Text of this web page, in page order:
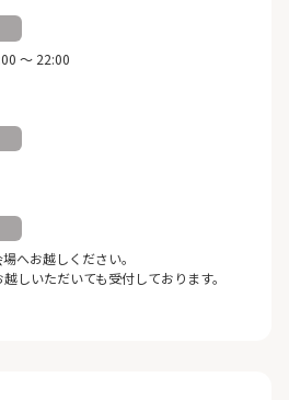
～ 22:00
へお越しください。
しいただいても受付しております。